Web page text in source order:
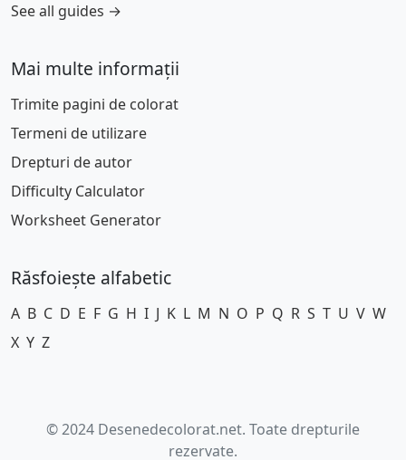
See all guides →
Mai multe informații
Trimite pagini de colorat
Termeni de utilizare
Drepturi de autor
Difficulty Calculator
Worksheet Generator
Răsfoiește alfabetic
A B C D E F G H I J K L M N O P Q R S T U V W
X Y Z
© 2024 Desenedecolorat.net. Toate drepturile
rezervate.